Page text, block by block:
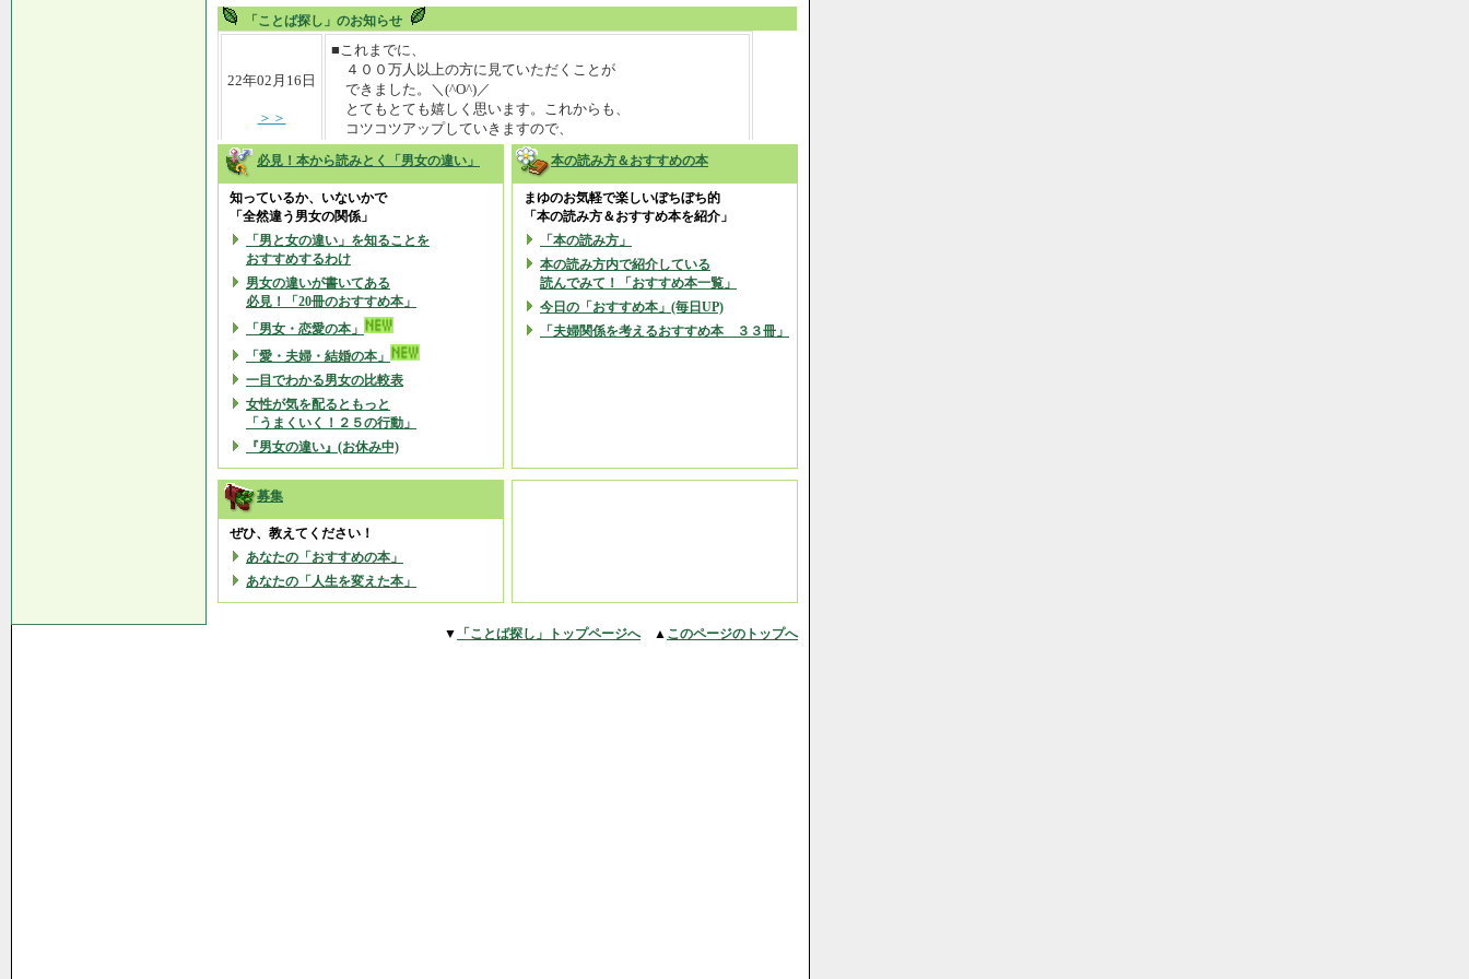
「ことば探し」のお知らせ
必見！本から読みとく「男女の違い」
知っているか、いないかで
「全然違う男女の関係」
「男と女の違い」を知ることを
おすすめするわけ
男女の違いが書いてある
必見！「20冊のおすすめ本」
「男女・恋愛の本」
「愛・夫婦・結婚の本」
一目でわかる男女の比較表
女性が気を配るともっと
「うまくいく！２５の行動」
『男女の違い』(お休み中)
本の読み方＆おすすめの本
まゆのお気軽で楽しいぼちぼち的
「本の読み方＆おすすめ本を紹介」
「本の読み方」
本の読み方内で紹介している
読んでみて！「おすすめ本一覧」
今日の「おすすめ本」(毎日UP)
「夫婦関係を考えるおすすめ本 ３３冊」
募集
ぜひ、教えてください！
あなたの「おすすめの本」
あなたの「人生を変えた本」
▼ 「ことば探し」トップページへ▲ このページのトップへ